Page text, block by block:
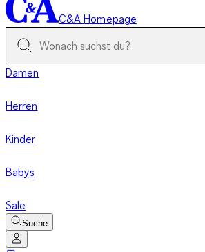
C&A Homepage
Damen
Herren
Kinder
Babys
Sale
Suche